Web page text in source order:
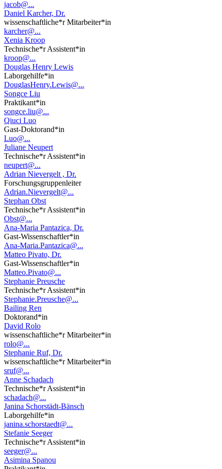
jacob@...
Daniel Karcher, Dr.
wissenschaftliche*r Mitarbeiter*in
karcher@...
Xenia Kroop
Technische*r Assistent*in
kroop@...
Douglas Henry Lewis
Laborgehilfe*in
DouglasHenry.Lewis@...
Songce Liu
Praktikant*in
songce.liu@...
Qiuci Luo
Gast-Doktorand*in
Luo@...
Juliane Neupert
Technische*r Assistent*in
neupert@...
Adrian Nievergelt , Dr.
Forschungsgruppenleiter
Adrian.Nievergelt@...
Stephan Obst
Technische*r Assistent*in
Obst@...
Ana-Maria Pantazica, Dr.
Gast-Wissenschaftler*in
Ana-Maria.Pantazica@...
Matteo Pivato, Dr.
Gast-Wissenschaftler*in
Matteo.Pivato@...
Stephanie Preusche
Technische*r Assistent*in
Stephanie.Preusche@...
Bailing Ren
Doktorand*in
David Rolo
wissenschaftliche*r Mitarbeiter*in
rolo@...
Stephanie Ruf, Dr.
wissenschaftliche*r Mitarbeiter*in
sruf@...
Anne Schadach
Technische*r Assistent*in
schadach@...
Janina Schorstädt-Bänsch
Laborgehilfe*in
janina.schorstaedt@...
Stefanie Seeger
Technische*r Assistent*in
seeger@...
Asimina Spanou